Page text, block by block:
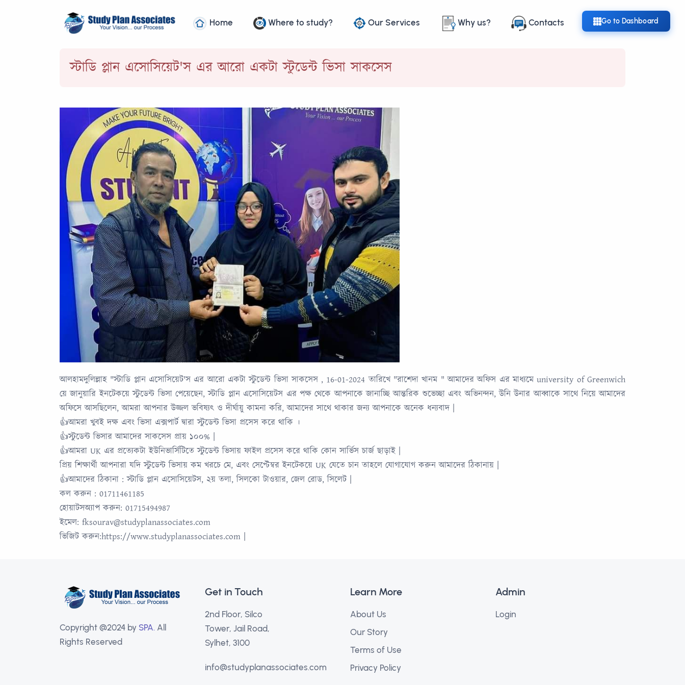
Home Where to study? Our Services Why us? Contacts Go to Dashboard
স্টাডি প্লান এসোসিয়েট'স এর আরো একটা স্টুডেন্ট ভিসা সাকসেস
আলহামদুলিল্লাহ "স্টাডি প্লান এসোসিয়েট'স এর আরো একটা স্টুডেন্ট ভিসা সাকসেস , 16-01-2024 তারিখে "রাশেদা খানম " আমাদের অফিস এর মাধ্যমে university of Greenwich
য়ে জানুয়ারি ইনটেকয়ে স্টুডেন্ট ভিসা পেয়েছেন, স্টাডি প্লান এসোসিয়েটস এর পক্ষ থেকে আপনাকে জানাচ্ছি আন্তরিক শুভেচ্ছা এবং অভিনন্দন, উনি উনার আব্বাকে সাথে নিয়ে আমাদের
অফিসে আসছিলেন, আমরা আপনার উজ্জল ভবিষ্যৎ ও দীর্ঘায়ু কামনা করি, আমাদের সাথে থাকার জন্য আপনাকে অনেক ধন্যবাদ |
👍আমরা খুবই দক্ষ এবং ভিসা এক্সপার্ট দ্বারা স্টুডেন্ট ভিসা প্রসেস করে থাকি ।
👍স্টুডেন্ট ভিসার আমাদের সাকসেস প্রায় ১০০% |
👍আমরা UK এর প্রত্যেকটা ইউনিভার্সিটিতে স্টুডেন্ট ভিসায় ফাইল প্রসেস করে থাকি কোন সার্ভিস চার্জ ছাড়াই |
প্রিয় শিক্ষার্থী আপনারা যদি স্টুডেন্ট ভিসায় কম খরচে মে, এবং সেপ্টেম্বর ইনটেকয়ে UK যেতে চান তাহলে যোগাযোগ করুন আমাদের ঠিকানায় |
👍আমাদের ঠিকানা : স্টাডি প্লান এসোসিয়েটস, ২য় তলা, সিলকো টাওয়ার, জেল রোড, সিলেট |
কল করুন : 01711461185
হোয়াটসঅ্যাপ করুন: 01715494987
ইমেল: fksourav@studyplanassociates.com
ভিজিট করুন:https://www.studyplanassociates.com |
Copyright @2024 by SPA. All
Rights Reserved
Get in Touch
2nd Floor, Silco
Tower, Jail Road,
Sylhet, 3100
info@studyplanassociates.com
Learn More
About Us
Our Story
Terms of Use
Privacy Policy
Admin
Login